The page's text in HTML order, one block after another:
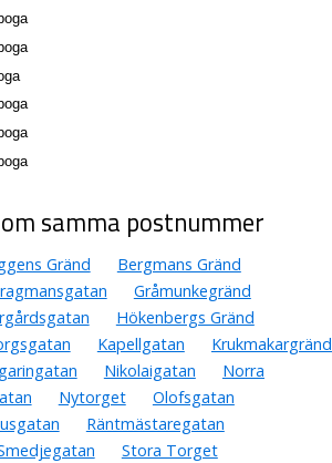
samma postnummer
Gränd
Bergmans Gränd
Gråmunkegränd
Hökenbergs Gränd
Kapellgatan
Krukmakargränd
Nikolaigatan
Norra
Nytorget
Olofsgatan
Räntmästaregatan
Stora Torget